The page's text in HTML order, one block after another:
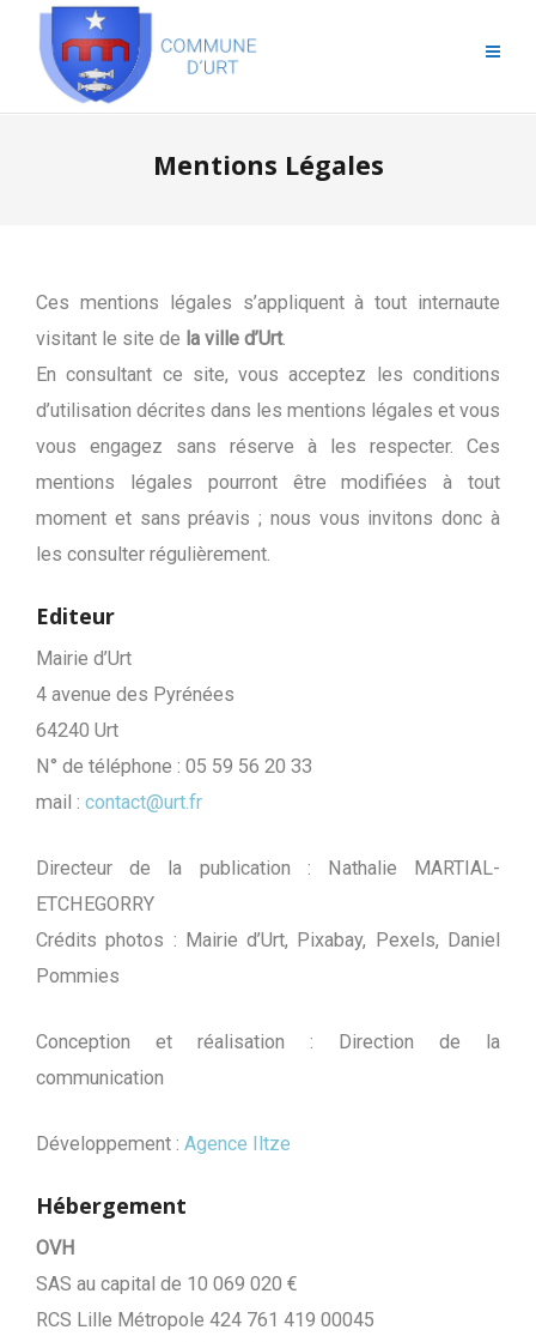
Mentions Légales
Ces mentions légales s’appliquent à tout internaute
visitant le site de la ville d’Urt.
En consultant ce site, vous acceptez les conditions
d’utilisation décrites dans les mentions légales et vous
vous engagez sans réserve à les respecter. Ces
mentions légales pourront être modifiées à tout
moment et sans préavis ; nous vous invitons donc à
les consulter régulièrement.
Editeur
Mairie d’Urt
4 avenue des Pyrénées
64240 Urt
N° de téléphone : 05 59 56 20 33
mail : contact@urt.fr
Directeur de la publication : Nathalie MARTIAL-
ETCHEGORRY
Crédits photos : Mairie d’Urt, Pixabay, Pexels, Daniel
Pommies
Conception et réalisation : Direction de la
communication
Développement : Agence Iltze
Hébergement
OVH
SAS au capital de 10 069 020 €
RCS Lille Métropole 424 761 419 00045